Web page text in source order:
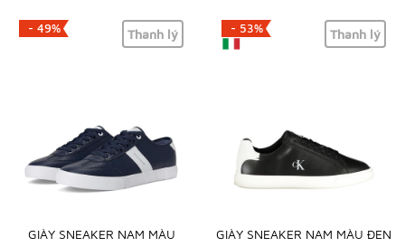
- 49% Thanh lý
GIÀY SNEAKER NAM MÀU
- 53% Thanh lý
GIÀY SNEAKER NAM MÀU ĐEN